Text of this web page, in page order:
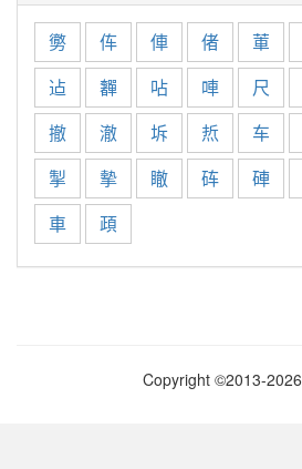
勶 伡 俥 偖 莗
迠
奲 呫 唓 尺
撤
澈 坼 焎 车
掣
摰 瞮 砗 硨
車
頙
Copyright ©2013-2026